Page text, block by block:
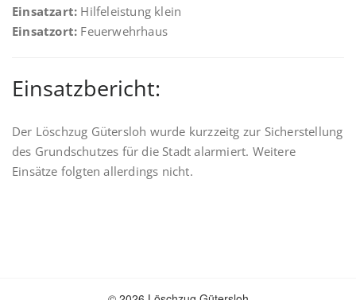
Einsatzart: Hilfeleistung klein
Einsatzort: Feuerwehrhaus
Einsatzbericht:
Der Löschzug Gütersloh wurde kurzzeitg zur Sicherstellung
des Grundschutzes für die Stadt alarmiert. Weitere
Einsätze folgten allerdings nicht.